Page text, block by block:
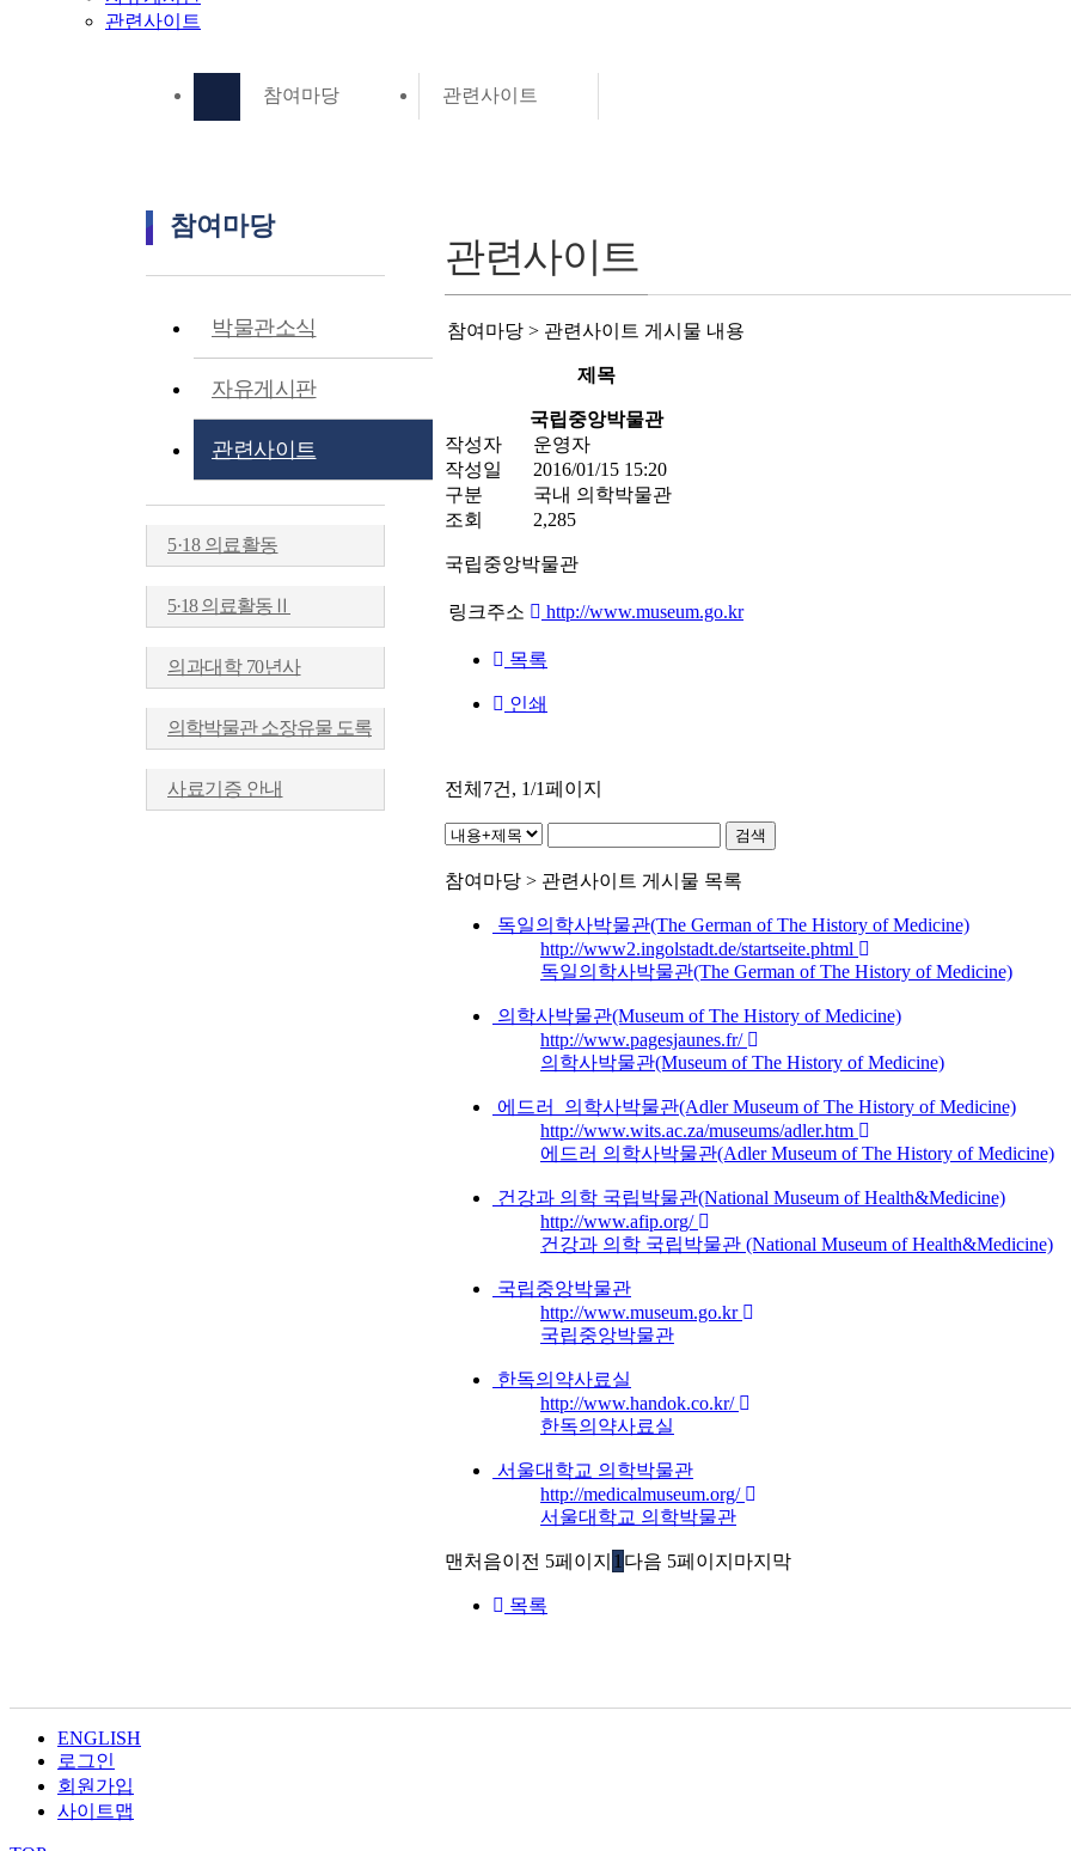
관련사이트
참여마당 관련사이트
참여마당
박물관소식
자유게시판
관련사이트
5·18 의료활동
5·18 의료활동Ⅱ
의과대학 70년사
의학박물관 소장유물 도록
사료기증 안내
관련사이트
참여마당 > 관련사이트 게시물 내용
제목
국립중앙박물관
작성자
운영자
작성일
2016/01/15 15:20
구분
국내 의학박물관
조회
2,285
국립중앙박물관
링크주소 http://www.museum.go.kr
목록
인쇄
전체 7건, 1/1페이지
참여마당 > 관련사이트 게시물 목록
독일의학사박물관(The German of The History of Medicine)
http://www2.ingolstadt.de/startseite.phtml
독일의학사박물관(The German of The History of Medicine)
의학사박물관(Museum of The History of Medicine)
http://www.pagesjaunes.fr/
의학사박물관(Museum of The History of Medicine)
에드러 의학사박물관(Adler Museum of The History of Medicine)
http://www.wits.ac.za/museums/adler.htm
에드러 의학사박물관(Adler Museum of The History of Medicine)
건강과 의학 국립박물관(National Museum of Health&Medicine)
http://www.afip.org/
건강과 의학 국립박물관 (National Museum of Health&Medicine)
국립중앙박물관
http://www.museum.go.kr
국립중앙박물관
한독의약사료실
http://www.handok.co.kr/
한독의약사료실
서울대학교 의학박물관
http://medicalmuseum.org/
서울대학교 의학박물관
맨처음이전 5페이지 1 다음 5페이지 마지막
목록
ENGLISH
로그인
회원가입
사이트맵